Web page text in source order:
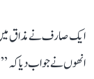
ایک صارف نے مذاق
انھوں نے جواب دیا کہ